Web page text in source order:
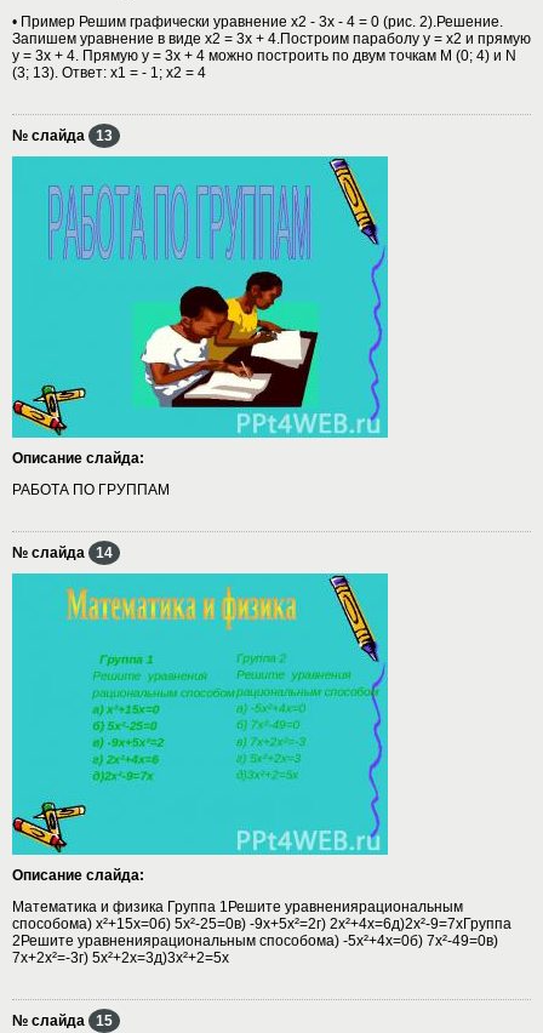
• Пример Решим графически уравнение х2 - 3х - 4 = 0 (рис. 2).Решение.
Запишем уравнение в виде х2 = 3х + 4.Построим параболу у = х2 и прямую
у = 3х + 4. Прямую у = 3х + 4 можно построить по двум точкам М (0; 4) и N
(3; 13). Ответ: х1 = - 1; х2 = 4
№ слайда 13
Описание слайда:
РАБОТА ПО ГРУППАМ
№ слайда 14
Описание слайда:
Математика и физика Группа 1Решите уравнениярациональным
способома) х²+15х=0б) 5х²-25=0в) -9х+5х²=2г) 2х²+4х=6д)2х²-9=7хГруппа
2Решите уравнениярациональным способома) -5х²+4х=0б) 7х²-49=0в)
7х+2х²=-3г) 5х²+2х=3д)3х²+2=5х
№ слайда 15